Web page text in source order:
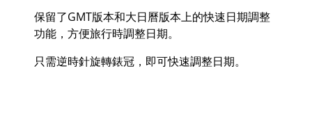
保留了GMT版本和大日曆版本上的快速日期調整
功能，方便旅行時調整日期。
只需逆時針旋轉錶冠，即可快速調整日期。